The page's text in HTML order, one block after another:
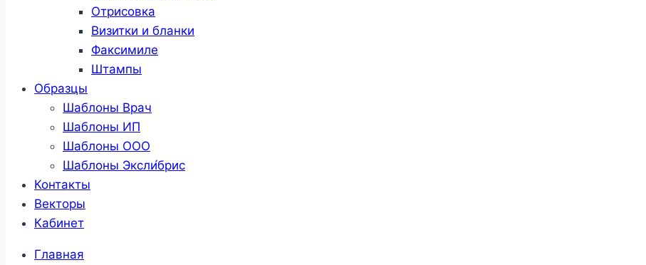
Отрисовка
Визитки и бланки
Факсимиле
Штампы
Образцы
Шаблоны Врач
Шаблоны ИП
Шаблоны ООО
Шаблоны Эксли́брис
Контакты
Векторы
Кабинет
Главная